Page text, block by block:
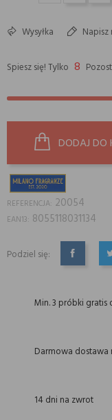
Wysyłka Napisz
Spiesz się! Tylko 8
DODAJ DO
REFERENCJA: 20054
EAN13: 8055118031134
Podziel się:
Min. 3 próbki
Darmowa dostawa
14 dni na zwrot